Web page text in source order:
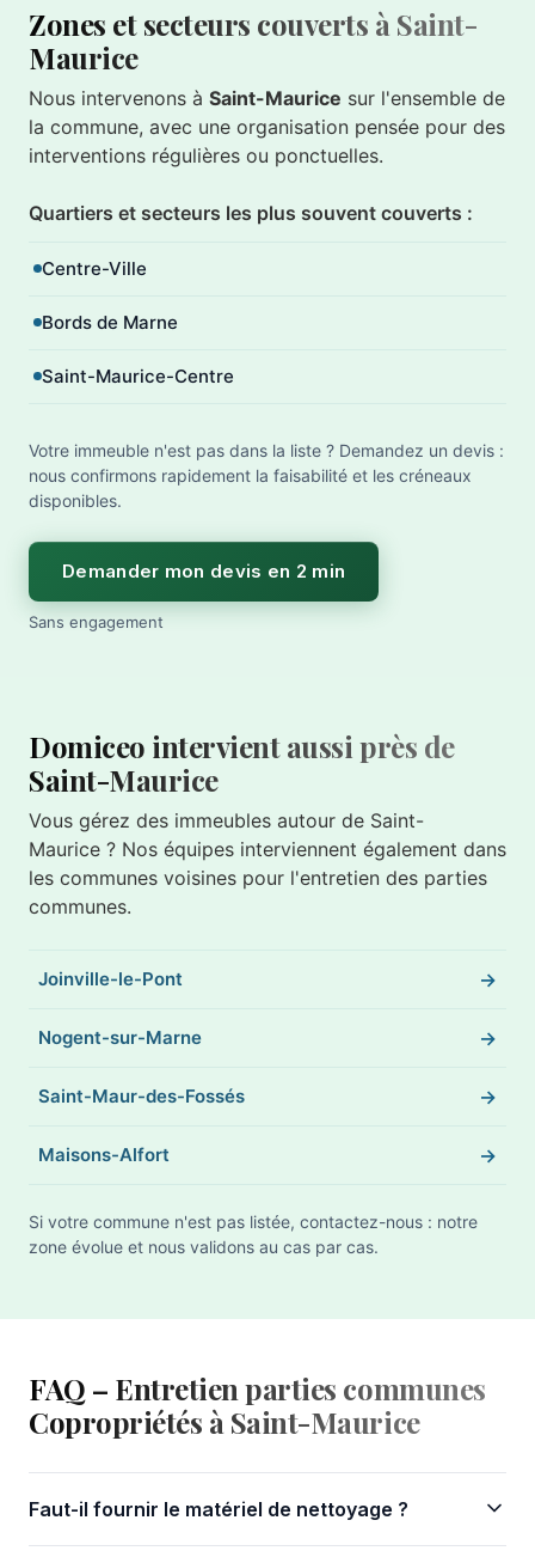
Zones et secteurs couverts à Saint-
Maurice
Nous intervenons à Saint-Maurice sur l'ensemble de
la commune, avec une organisation pensée pour des
interventions régulières ou ponctuelles.
Quartiers et secteurs les plus souvent couverts :
Centre-Ville
Bords de Marne
Saint-Maurice-Centre
Votre immeuble n'est pas dans la liste ? Demandez un devis :
nous confirmons rapidement la faisabilité et les créneaux
disponibles.
Demander mon devis en 2 min
Sans engagement
Domiceo intervient aussi près de
Saint-Maurice
Vous gérez des immeubles autour de Saint-
Maurice ? Nos équipes interviennent également dans
les communes voisines pour l'entretien des parties
communes.
Joinville-le-Pont
Nogent-sur-Marne
Saint-Maur-des-Fossés
Maisons-Alfort
Si votre commune n'est pas listée, contactez-nous : notre
zone évolue et nous validons au cas par cas.
FAQ – Entretien parties communes
Copropriétés à Saint-Maurice
Faut-il fournir le matériel de nettoyage ?